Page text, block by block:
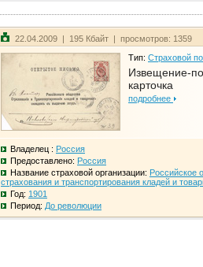
22.04.2009 | 195 Кбайт | просмотров: 1359
Тип: Страховой
Извещение-
карточка
подробнее
Владелец : Россия
Предоставлено: Россия
Название страховой организации: Российское
страхования и транспортирования кладей и
Год: 1901
Период: До революции